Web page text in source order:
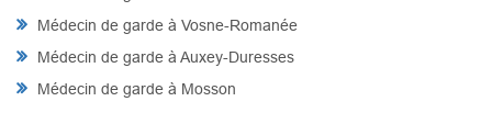
Médecin de garde à Vosne-Romanée
Médecin de garde à Auxey-Duresses
Médecin de garde à Mosson